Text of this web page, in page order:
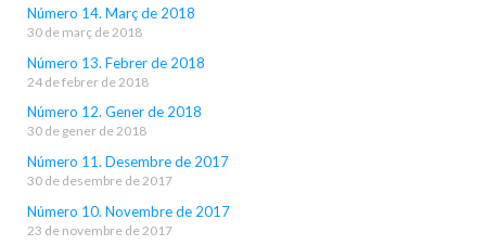
Número 14. Març de 2018
30 de març de 2018
Número 13. Febrer de 2018
24 de febrer de 2018
Número 12. Gener de 2018
30 de gener de 2018
Número 11. Desembre de 2017
30 de desembre de 2017
Número 10. Novembre de 2017
23 de novembre de 2017